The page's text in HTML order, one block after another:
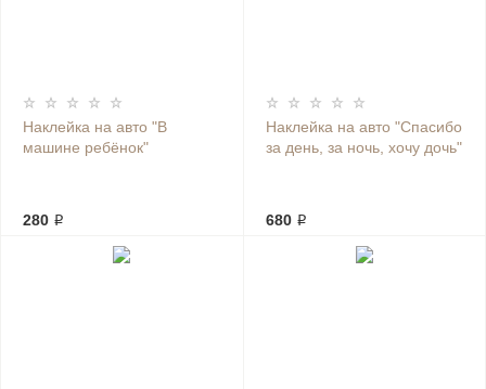
Наклейка на авто "В
машине ребёнок"
280 ₽
Наклейка на авто "Спасибо
за день, за ночь, хочу дочь"
680 ₽